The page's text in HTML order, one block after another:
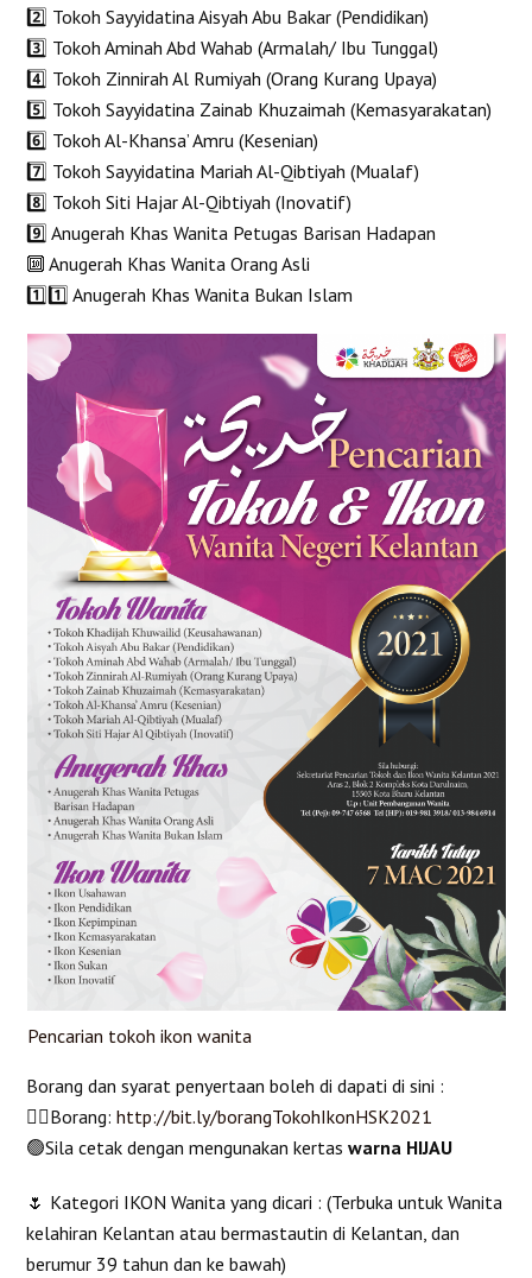
2️⃣ Tokoh Sayyidatina Aisyah Abu Bakar (Pendidikan)
3️⃣ Tokoh Aminah Abd Wahab (Armalah/ Ibu Tunggal)
4️⃣ Tokoh Zinnirah Al Rumiyah (Orang Kurang Upaya)
5️⃣ Tokoh Sayyidatina Zainab Khuzaimah (Kemasyarakatan)
6️⃣ Tokoh Al-Khansa’ Amru (Kesenian)
7️⃣ Tokoh Sayyidatina Mariah Al-Qibtiyah (Mualaf)
8️⃣ Tokoh Siti Hajar Al-Qibtiyah (Inovatif)
9️⃣ Anugerah Khas Wanita Petugas Barisan Hadapan
🔟 Anugerah Khas Wanita Orang Asli
1️⃣1️⃣ Anugerah Khas Wanita Bukan Islam
Pencarian tokoh ikon wanita
Borang dan syarat penyertaan boleh di dapati di sini :
👉🏻Borang:http://bit.ly/borangTokohIkonHSK2021
🟢Sila cetak dengan mengunakan kertaswarna HIJAU
🌷 Kategori IKON Wanita yang dicari : (Terbuka untuk Wanita
kelahiran Kelantan atau bermastautin di Kelantan, dan
berumur 39 tahun dan ke bawah)